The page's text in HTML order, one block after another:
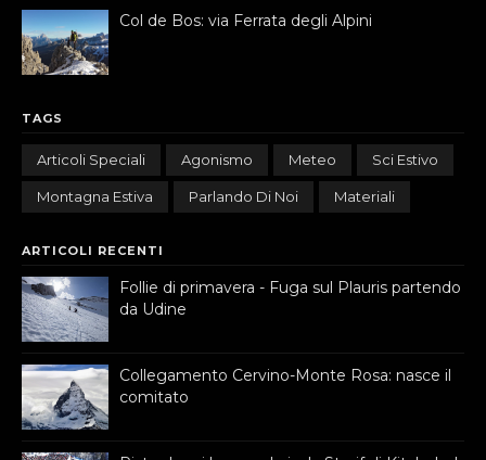
Col de Bos: via Ferrata degli Alpini
TAGS
Articoli Speciali Agonismo Meteo Sci Estivo
Montagna Estiva Parlando Di Noi Materiali
ARTICOLI RECENTI
Follie di primavera - Fuga sul Plauris partendo
da Udine
Collegamento Cervino-Monte Rosa: nasce il
comitato